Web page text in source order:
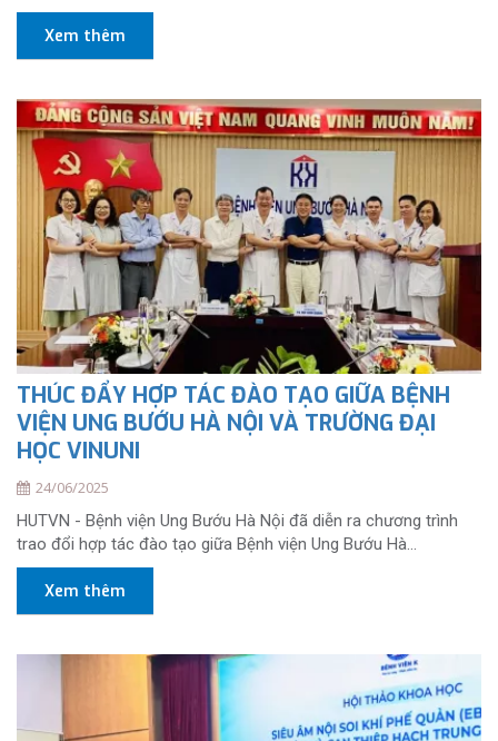
Xem thêm
THÚC ĐẨY HỢP TÁC ĐÀO TẠO GIỮA BỆNH
VIỆN UNG BƯỚU HÀ NỘI VÀ TRƯỜNG ĐẠI
HỌC VINUNI
24/06/2025
HUTVN - Bệnh viện Ung Bướu Hà Nội đã diễn ra chương trình
trao đổi hợp tác đào tạo giữa Bệnh viện Ung Bướu Hà...
Xem thêm